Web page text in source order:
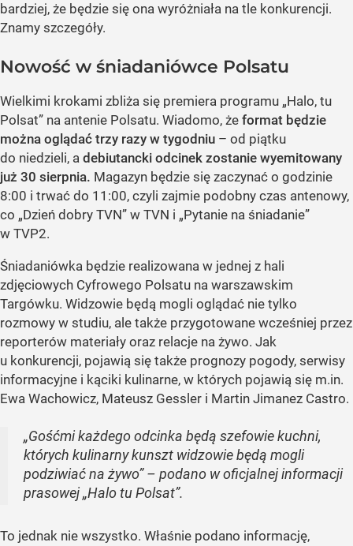
bardziej, że będzie się ona wyróżniała na tle konkurencji.
Znamy szczegóły.
Nowość w śniadaniówce Polsatu
Wielkimi krokami zbliża się premiera programu „Halo, tu
Polsat” na antenie Polsatu. Wiadomo, że format będzie
można oglądać trzy razy w tygodniu – od piątku
do niedzieli, a debiutancki odcinek zostanie wyemitowany
już 30 sierpnia. Magazyn będzie się zaczynać o godzinie
8:00 i trwać do 11:00, czyli zajmie podobny czas antenowy,
co „Dzień dobry TVN” w TVN i „Pytanie na śniadanie”
w TVP2.
Śniadaniówka będzie realizowana w jednej z hali
zdjęciowych Cyfrowego Polsatu na warszawskim
Targówku. Widzowie będą mogli oglądać nie tylko
rozmowy w studiu, ale także przygotowane wcześniej przez
reporterów materiały oraz relacje na żywo. Jak
u konkurencji, pojawią się także prognozy pogody, serwisy
informacyjne i kąciki kulinarne, w których pojawią się m.in.
Ewa Wachowicz, Mateusz Gessler i Martin Jimanez Castro.
„Gośćmi każdego odcinka będą szefowie kuchni,
których kulinarny kunszt widzowie będą mogli
podziwiać na żywo” – podano w oficjalnej informacji
prasowej „Halo tu Polsat”.
To jednak nie wszystko. Właśnie podano informację,